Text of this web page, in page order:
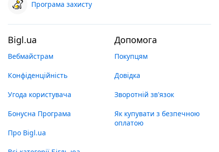
Програма захисту
Bigl.ua
Вебмайстрам
Конфіденційність
Угода користувача
Бонусна Програма
Про Bigl.ua
Допомога
Покупцям
Довідка
Зворотній зв'язок
Як купувати з безпечною
оплатою